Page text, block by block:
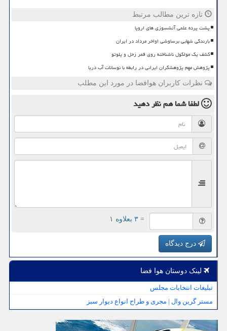
تازه ترین مطالب مرتبط
پشت پرده علمی آتشسوزی های اروپا
بارندگی شهابی برساوشی اواخر مرداد در ایران
کشف یک مولکول ناشناخته روی قمر زحل و پلوتو
پژوهش مهم پژوهشگران ایرانی در رابطه با نوسانات آب دریا
نظرات کاربران هوافضا در مورد این مطلب
لطفا شما همنظر دهید
= ۳ بعلاوه ۱
درج دیدگاه
لینک دوستان هوا فضا
تبلیغات انتخابات مجلس
مستر گرین وال | مجری و طراح انواع دیوار سبز